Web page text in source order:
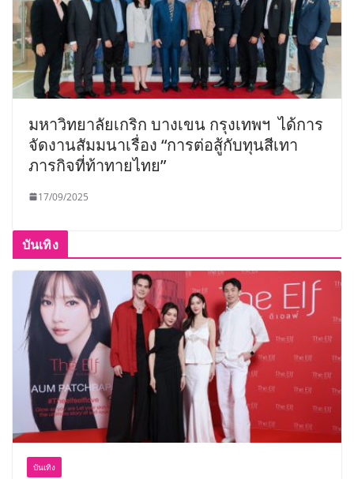
มหาวิทยาลัยเกริก บางเขน กรุงเทพฯ ได้การ
จัดงานสัมมนาเรื่อง “การต่อสู้กับทุนสีเทา
ภารกิจที่ท้าทายไทย”
17/09/2025
บันเทิง
บันเทิง